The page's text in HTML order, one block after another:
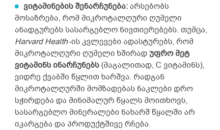
ვიტამინების შენარჩუნება:არსებობს
მოსაზრება, რომ მიკროტალღური ღუმელი
ანადგურებს სასარგებლო ნივთიერებებს. თუმცა,
Harvard Health-ის კვლევები ადასტურებს, რომ
მიკროტალღური ღუმელი ხშირადუფრო მეტ
ვიტამინს ინარჩუნებს (მაგალითად, C ვიტამინს),
ვიდრე ქვაბში წყლით ხარშვა. რადგან
მიკროტალღურში მომზადებას ნაკლები დრო
სჭირდება და მინიმალურ წყალს მოითხოვს,
სასარგებლო მინერალები ნახარშ წყალში არ
იკარგება და პროდუქტშივე რჩება.